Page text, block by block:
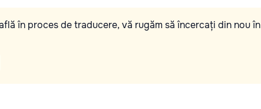
în proces de traducere, vă rugăm să încercați din nou în